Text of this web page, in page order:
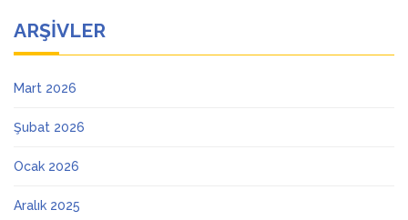
ARŞIVLER
Mart 2026
Şubat 2026
Ocak 2026
Aralık 2025